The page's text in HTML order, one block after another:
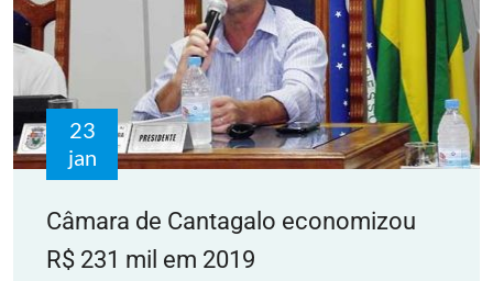
23
jan
Câmara de Cantagalo economizou
R$ 231 mil em 2019